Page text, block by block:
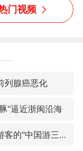
门视频
列腺癌恶化
”逼近浙闽沿海
外国游客的“中国游三件套”火了